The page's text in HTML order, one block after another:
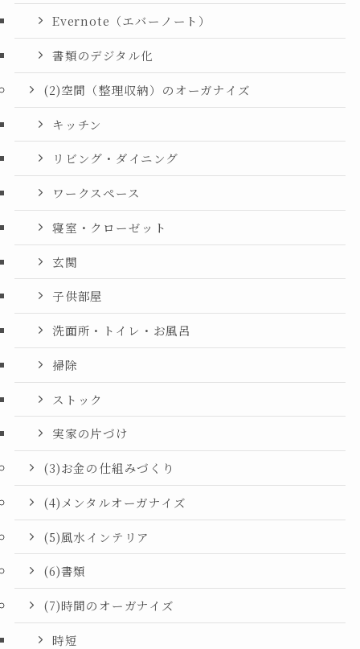
Evernote（エバーノート）
書類のデジタル化
(2)空間（整理収納）のオーガナイズ
キッチン
リビング・ダイニング
ワークスペース
寝室・クローゼット
玄関
子供部屋
洗面所・トイレ・お風呂
掃除
ストック
実家の片づけ
(3)お金の仕組みづくり
(4)メンタルオーガナイズ
(5)風水インテリア
(6)書類
(7)時間のオーガナイズ
時短